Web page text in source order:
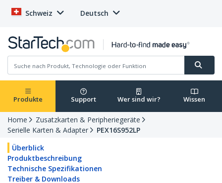
Schweiz Deutsch
Produkte Support Wer sind wir? Wissen
Home
Zusatzkarten & Peripheriegeräte
Serielle Karten & Adapter
PEX16S952LP
Überblick
Produktbeschreibung
Technische Spezifikationen
Treiber & Downloads